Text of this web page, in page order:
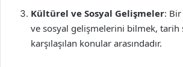
Kültürel ve Sosyal Gelişmeler:
ve sosyal gelişmelerini bilmek, tarih
karşılaşılan konular arasındadır.